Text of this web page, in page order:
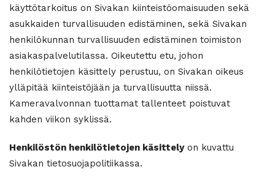
käyttötarkoitus on Sivakan kiinteistöomaisuuden sekä
asukkaiden turvallisuuden edistäminen, sekä Sivakan
henkilökunnan turvallisuuden edistäminen toimiston
asiakaspalvelutilassa. Oikeutettu etu, johon
henkilötietojen käsittely perustuu, on Sivakan oikeus
ylläpitää kiinteistöjään ja turvallisuutta niissä.
Kameravalvonnan tuottamat tallenteet poistuvat
kahden viikon syklissä.
Henkilöstön henkilötietojen käsittelyon kuvattu
Sivakan tietosuojapolitiikassa.